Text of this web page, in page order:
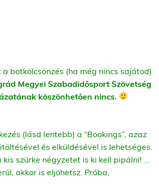
botkölcsönzés (ha még nincs sajátod)
Megyei Szabadidősport Szövetség
köszönhetően nincs.
(lásd lentebb) a “Bookings”, azaz
és elküldésével is lehetséges.
szürke négyzetet is ki kell pipálni! …
akkor is eljöhetsz. Próba,